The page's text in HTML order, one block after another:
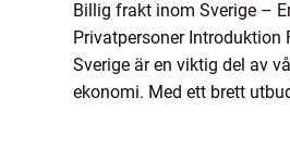
Billig frakt inom Sverige –
Privatpersoner Introduktion
Sverige är en viktig del av
ekonomi. Med ett brett